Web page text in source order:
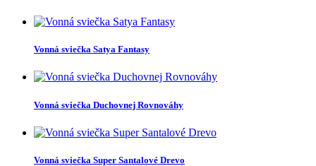
Vonná sviečka Satya Fantasy
Vonná sviečka Duchovnej Rovnováhy
Vonná sviečka Super Santalové Drevo